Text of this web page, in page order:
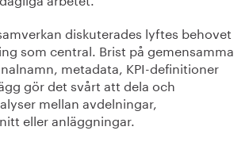
diskuterades lyftes behovet
som central. Brist på gemensamma
metadata, KPI-definitioner
gör det svårt att dela och
mellan avdelningar,
eller anläggningar.